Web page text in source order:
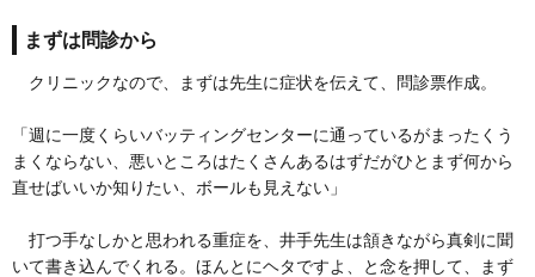
まずは問診から
クリニックなので、まずは先生に症状を伝えて、問診票作成。
「週に一度くらいバッティングセンターに通っているがまったくう
まくならない、悪いところはたくさんあるはずだがひとまず何から
直せばいいか知りたい、ボールも見えない」
打つ手なしかと思われる重症を、井手先生は頷きながら真剣に聞
いて書き込んでくれる。ほんとにヘタですよ、と念を押して、まず